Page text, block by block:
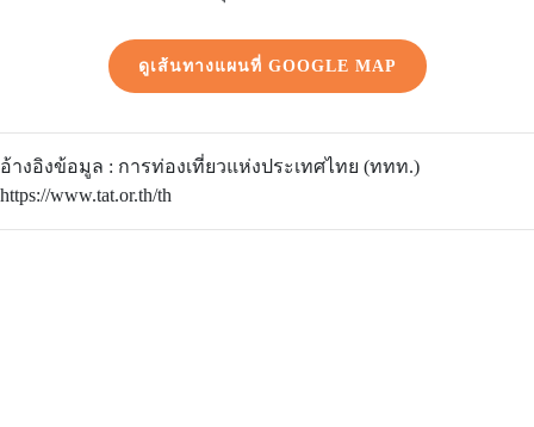
ดูเส้นทางแผนที่ GOOGLE MAP
อ้างอิงข้อมูล : การท่องเที่ยวแห่งประเทศไทย (ททท.)
https://www.tat.or.th/th